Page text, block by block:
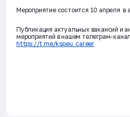
Мероприятие состоится 10 апреля в
Публикация актуальных вакансий и
мероприятий в нашем телеграм-
https://t.me/kspeu_career